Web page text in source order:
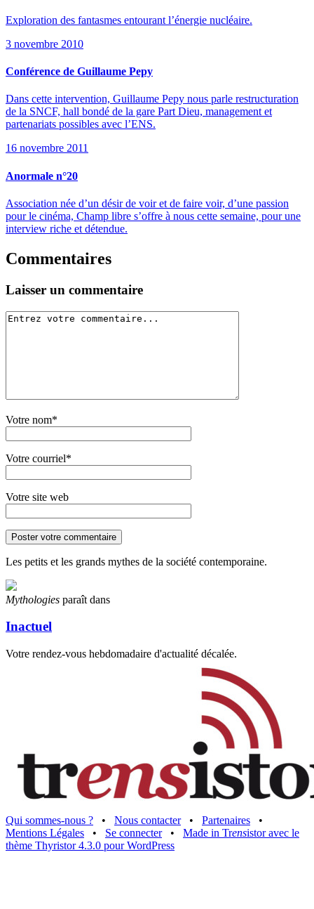
Exploration des fantasmes entourant l’énergie nucléaire.
3 novembre 2010
Conférence de Guillaume Pepy
Dans cette intervention, Guillaume Pepy nous parle restructuration
de la SNCF, hall bondé de la gare Part Dieu, management et
partenariats possibles avec l’ENS.
16 novembre 2011
Anormale n°20
Association née d’un désir de voir et de faire voir, d’une passion
pour le cinéma, Champ libre s’offre à nous cette semaine, pour une
interview riche et détendue.
Commentaires
Laisser un commentaire
Votre nom*
Votre courriel*
Votre site web
Les petits et les grands mythes de la société contemporaine.
Mythologies paraît dans
Inactuel
Votre rendez-vous hebdomadaire d'actualité décalée.
Qui sommes-nous ? • Nous contacter • Partenaires
•
Mentions Légales
• Se connecter • Made in Trensistor avec le
thème Thyristor 4.3.0 pour WordPress